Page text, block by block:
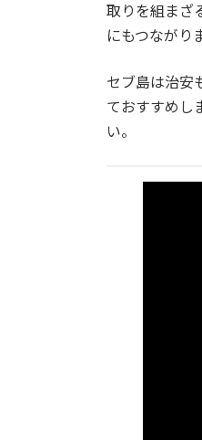
取りを組まざ
にもつながり
セブ島は治安
ておすすめし
い。